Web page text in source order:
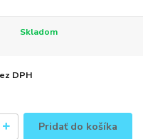
Skladom
DPH
Pridať do košíka